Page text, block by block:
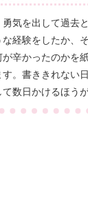
気を出して過去
経験をしたか、
辛かったのかを
。書ききれない
数日かけるほう